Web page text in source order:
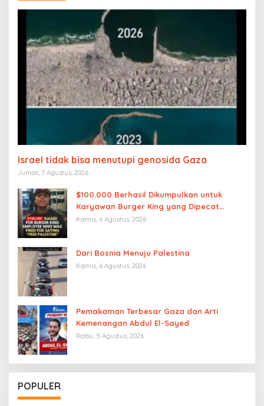
Israel tidak bisa menutupi genosida Gaza
Jumat, 7 Agustus, 2026
$100.000 Berhasil Dikumpulkan untuk
Karyawan Burger King yang Dipecat
karena Mengucapkan “Free Palestine”
Kamis, 6 Agustus, 2026
Dari Bosnia Menuju Palestina
Kamis, 6 Agustus, 2026
Pemakaman Terbesar Gaza dan Arti
Kemenangan Abdul El-Sayed
Rabu, 5 Agustus, 2026
POPULER